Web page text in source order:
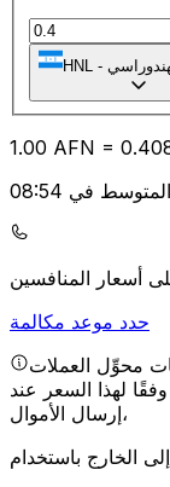
HNL -
1.00 AFN = 0.40
حدد موعد مكالمة
محوِّل العملات
لهذا السعر عند
إرسال الأموال،